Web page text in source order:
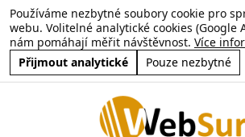
Používáme nezbytné soubory cookie pro
webu. Volitelné analytické cookies (Google
nám pomáhají měřit návštěvnost. Více
Přijmout analytické
Pouze nezbytné